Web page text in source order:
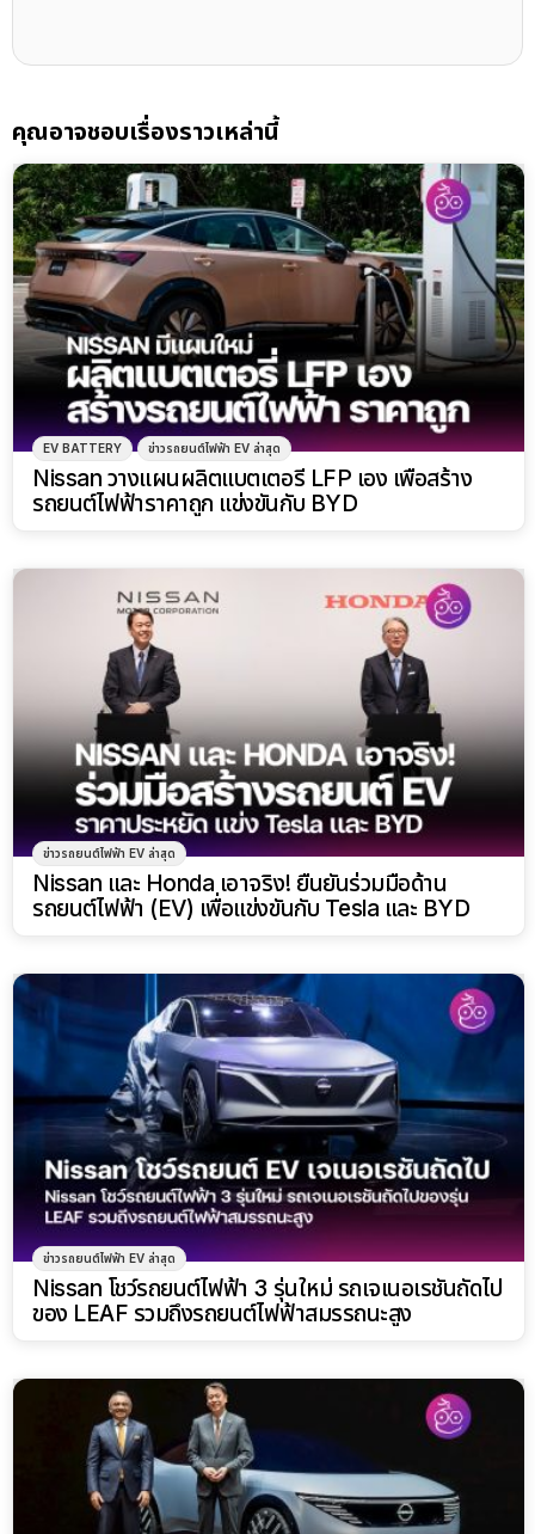
คุณอาจชอบเรื่องราวเหล่านี้
EV BATTERY ข่าวรถยนต์ไฟฟ้า EV ล่าสุด
Nissan วางแผนผลิตแบตเตอรี่ LFP เอง เพื่อสร้าง
รถยนต์ไฟฟ้าราคาถูก แข่งขันกับ BYD
ข่าวรถยนต์ไฟฟ้า EV ล่าสุด
Nissan และ Honda เอาจริง! ยืนยันร่วมมือด้าน
รถยนต์ไฟฟ้า (EV) เพื่อแข่งขันกับ Tesla และ BYD
ข่าวรถยนต์ไฟฟ้า EV ล่าสุด
Nissan โชว์รถยนต์ไฟฟ้า 3 รุ่นใหม่ รถเจเนอเรชันถัดไป
ของ LEAF รวมถึงรถยนต์ไฟฟ้าสมรรถนะสูง